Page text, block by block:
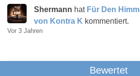
Shermann hat Für Den
von Kontra K kommentiert.
Vor 3 Jahren
Bewertet